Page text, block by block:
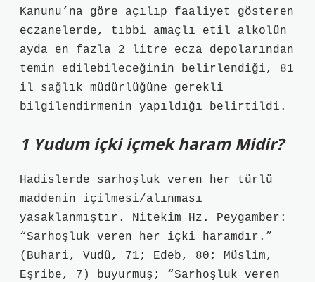
Kanunu’na göre açılıp faaliyet gösteren
eczanelerde, tıbbi amaçlı etil alkolün
ayda en fazla 2 litre ecza depolarından
temin edilebileceğinin belirlendiği, 81
il sağlık müdürlüğüne gerekli
bilgilendirmenin yapıldığı belirtildi.
1 Yudum içki içmek haram Midir?
Hadislerde sarhoşluk veren her türlü
maddenin içilmesi/alınması
yasaklanmıştır. Nitekim Hz. Peygamber:
“Sarhoşluk veren her içki haramdır.”
(Buhari, Vudû, 71; Edeb, 80; Müslim,
Eşribe, 7) buyurmuş; “Sarhoşluk veren